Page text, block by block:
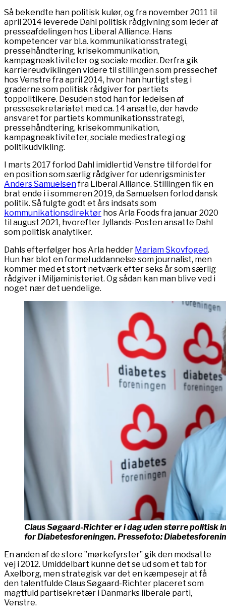
Så bekendte han politisk kulør, og fra november 2011 til
april 2014 leverede Dahl politisk rådgivning som leder af
presseafdelingen hos Liberal Alliance. Hans
kompetencer var bl.a. kommunikationsstrategi,
pressehåndtering, krisekommunikation,
kampagneaktiviteter og sociale medier. Derfra gik
karriereudviklingen videre til stillingen som pressechef
hos Venstre fra april 2014, hvor han hurtigt steg i
graderne som politisk rådgiver for partiets
toppolitikere. Desuden stod han for ledelsen af
pressesekretariatet med ca. 14 ansatte, der havde
ansvaret for partiets kommunikationsstrategi,
pressehåndtering, krisekommunikation,
kampagneaktiviteter, sociale mediestrategi og
politikudvikling.
I marts 2017 forlod Dahl imidlertid Venstre til fordel for
en position som særlig rådgiver for udenrigsminister
Anders Samuelsenfra Liberal Alliance. Stillingen fik en
brat ende i i sommeren 2019, da Samuelsen forlod dansk
politik. Så fulgte godt et års indsats som
kommunikationsdirektør hos Arla Foods fra januar 2020
til august 2021, hvorefter Jyllands-Posten ansatte Dahl
som politisk analytiker.
Dahls efterfølger hos Arla hedder Mariam Skovfoged.
Hun har blot en formel uddannelse som journalist, men
kommer med et stort netværk efter seks år som særlig
rådgiver i Miljøministeriet. Og sådan kan man blive ved i
noget nær det uendelige.
Claus Søgaard-Richter er i dag uden større
for Diabetesforeningen. Pressefoto:
En anden af de store ”mørkefyrster” gik den modsatte
vej i 2012. Umiddelbart kunne det se ud som et tab for
Axelborg, men strategisk var det en kæmpesejr at få
den talentfulde Claus Søgaard-Richter placeret som
magtfuld partisekretær i Danmarks liberale parti,
Venstre.